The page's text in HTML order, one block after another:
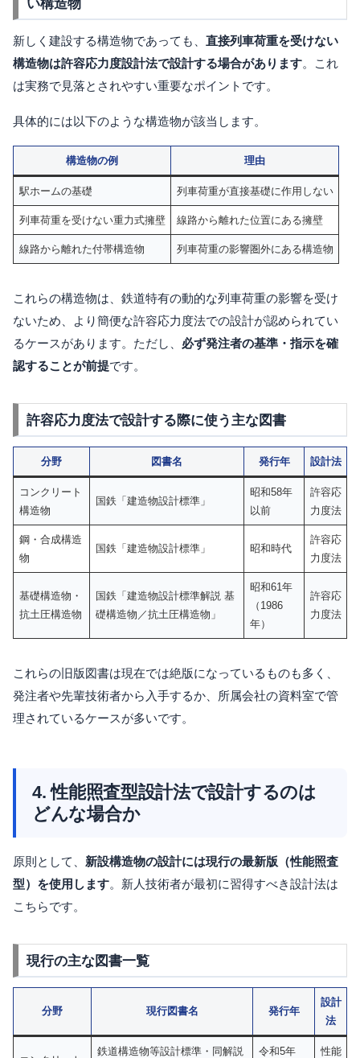
い構造物
新しく建設する構造物であっても、 直接列車荷重を受けない
構造物は許容応力度設計法で設計する場合があります。これ
は実務で見落とされやすい重要なポイントです。
具体的には以下のような構造物が該当します。
構造物の例 理由
駅ホームの基礎 列車荷重が直接基礎に作用しない
列車荷重を受けない重力式擁壁 線路から離れた位置にある擁壁
線路から離れた付帯構造物 列車荷重の影響圏外にある構造物
これらの構造物は、鉄道特有の動的な列車荷重の影響を受け
ないため、より簡便な許容応力度法での設計が認められてい
るケースがあります。ただし、 必ず発注者の基準・指示を確
認することが前提です。
許容応力度法で設計する際に使う主な図書
分野 図書名 発行年 設計法
コンクリート
構造物
国鉄「建造物設計標準」
昭和58年
以前
許容応
力度法
鋼・合成構造
物
国鉄「建造物設計標準」 昭和時代
許容応
力度法
基礎構造物・
抗土圧構造物
国鉄「建造物設計標準解説 基
礎構造物／抗土圧構造物」
昭和61年
（1986
年）
許容応
力度法
これらの旧版図書は現在では絶版になっているものも多く、
発注者や先輩技術者から入手するか、所属会社の資料室で管
理されているケースが多いです。
4. 性能照査型設計法で設計するのは
どんな場合か
原則として、 新設構造物の設計には現行の最新版（性能照査
型）を使用します。新人技術者が最初に習得すべき設計法は
こちらです。
現行の主な図書一覧
分野 現行図書名 発行年
設計
法
鉄道構造物等設計標準・同解説 令和5年 性能